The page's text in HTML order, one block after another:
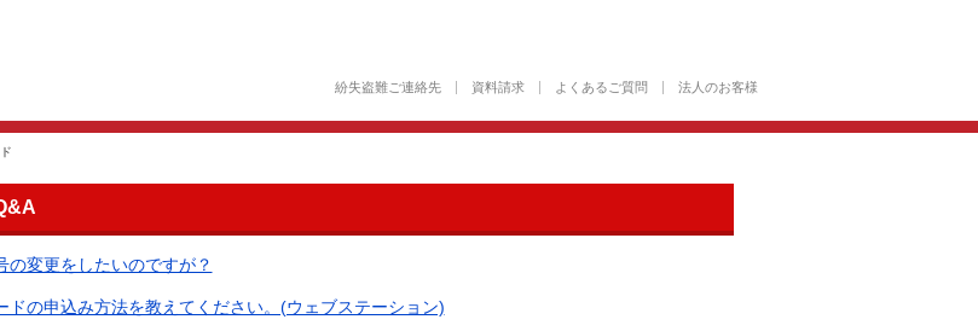
紛失盗難ご連絡先 資料請求 よくあるご質問 法人のお客様
の変更をしたいのですが？
ドの申込み方法を教えてください。(ウェブステーション)